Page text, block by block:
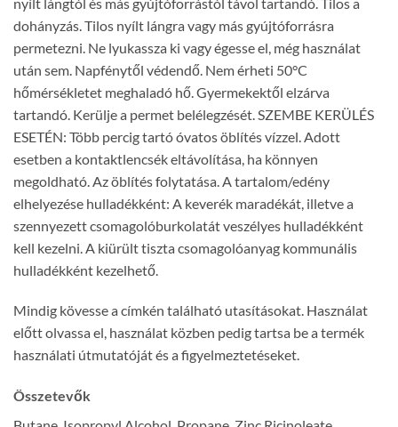
dohányzás. Tilos nyílt lángra vagy más gyújtóforrásra
permetezni. Ne lyukassza ki vagy égesse el, még használat
után sem. Napfénytől védendő. Nem érheti 50°C
hőmérsékletet meghaladó hő. Gyermekektől elzárva
tartandó. Kerülje a permet belélegzését. SZEMBE KERÜLÉS
ESETÉN: Több percig tartó óvatos öblítés vízzel. Adott
esetben a kontaktlencsék eltávolítása, ha könnyen
megoldható. Az öblítés folytatása. A tartalom/edény
elhelyezése hulladékként: A keverék maradékát, illetve a
szennyezett csomagolóburkolatát veszélyes hulladékként
kell kezelni. A kiürült tiszta csomagolóanyag kommunális
hulladékként kezelhető.
Mindig kövesse a címkén található utasításokat. Használat
előtt olvassa el, használat közben pedig tartsa be a termék
használati útmutatóját és a figyelmeztetéseket.
Összetevők